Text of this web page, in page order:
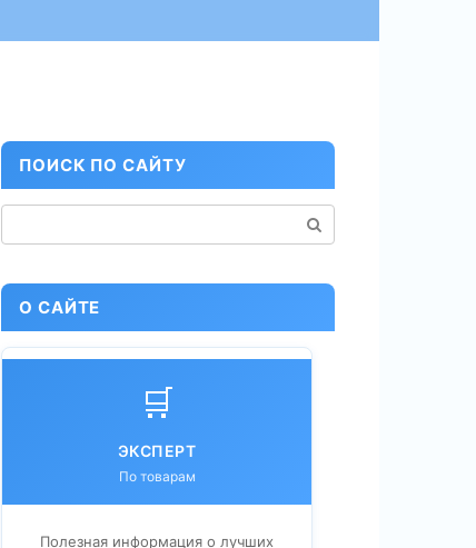
ПОИСК ПО САЙТУ
О САЙТЕ
🛒
ЭКСПЕРТ
По товарам
Полезная информация о лучших